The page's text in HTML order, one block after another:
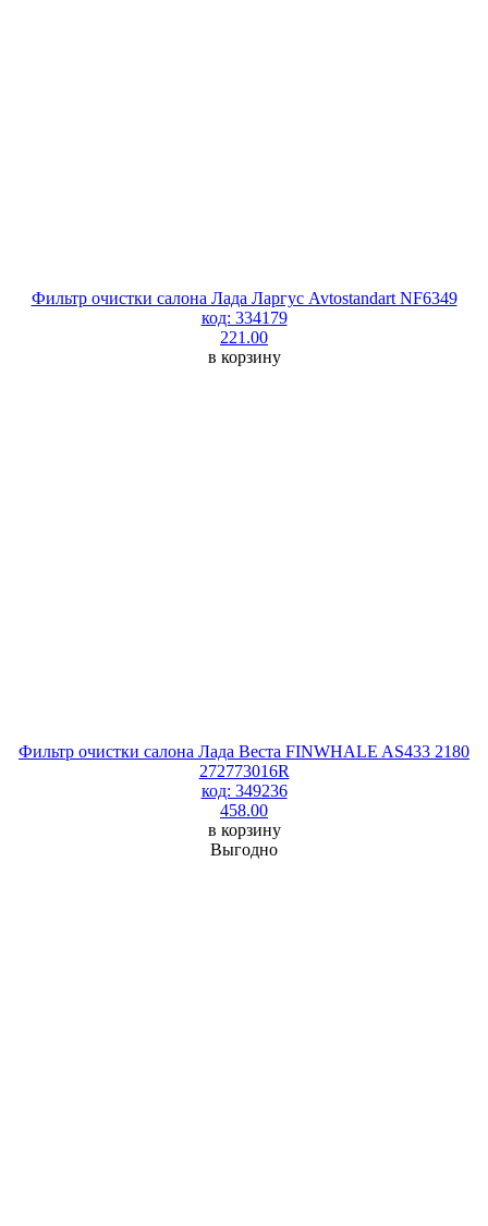
Фильтр очистки салона Лада Ларгус Avtostandart NF6349
код: 334179
221.00
в корзину
Фильтр очистки салона Лада Веста FINWHALE AS433 2180
272773016R
код: 349236
458.00
в корзину
Выгодно